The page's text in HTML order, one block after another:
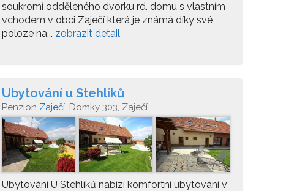
soukromí odděleného dvorku rd. domu s vlastním
vchodem v obci Zaječí která je známá díky své
poloze na... zobrazit detail
Ubytování u Stehlíků
Penzion Zaječí, Domky 303, Zaječí
Ubytování U Stehlíků nabízí komfortní ubytování v